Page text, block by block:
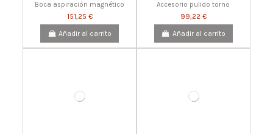
Boca aspiración magnético
151,25 €
Añadir al carrito
Accesorio pulido torno
99,22 €
Añadir al carrito